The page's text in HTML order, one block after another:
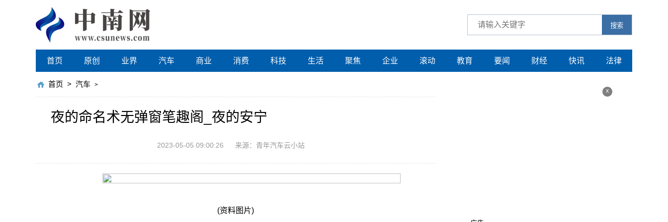
搜索
首页 原创 业界 汽车 商业 消费 科技 生活 聚焦 企业 滚动 教育 要闻 财经 快讯 法律
首页 > 汽车 >
夜的命名术无弹窗笔趣阁_夜的安宁
2023-05-05 09:00:26 来源：青年汽车云小站
(资料图片)
x